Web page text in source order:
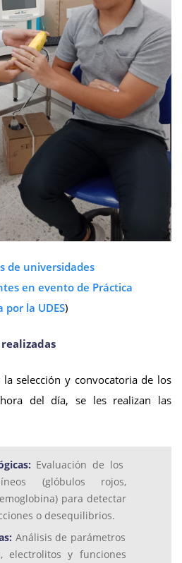
de universidades
en evento de Práctica
la UDES)
selección y convocatoria de los
del día, se les realizan las
Evaluación de los
(glóbulos rojos,
para detectar
o desequilibrios.
Análisis de parámetros
electrolitos y funciones